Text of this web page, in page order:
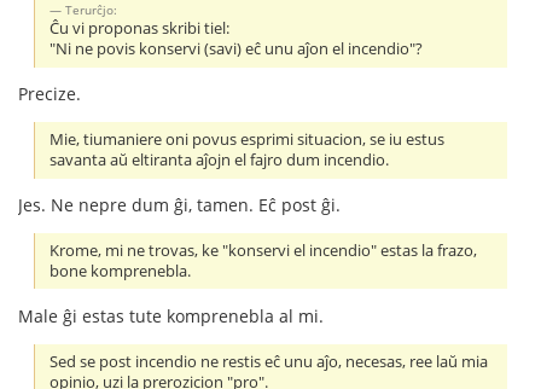
Terurĉjo:
Ĉu vi proponas skribi tiel:
"Ni ne povis konservi (savi) eĉ unu aĵon el incendio"?
Precize.
Mie, tiumaniere oni povus esprimi situacion, se iu estus
savanta aŭ eltiranta aĵojn el fajro dum incendio.
Jes. Ne nepre dum ĝi, tamen. Eĉ post ĝi.
Krome, mi ne trovas, ke "konservi el incendio" estas la frazo,
bone komprenebla.
Male ĝi estas tute komprenebla al mi.
Sed se post incendio ne restis eĉ unu aĵo, necesas, ree laŭ mia
opinio, uzi la prerozicion "pro".